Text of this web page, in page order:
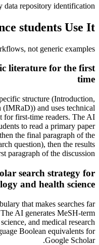
data repository identification
students Use It
not generic examples.
literature for the first
time
structure (Introduction,
and uses technical
for first-time readers. The AI
to read a primary paper
the final paragraph of the
question), then the results
paragraph of the discussion.
search strategy for
and health science
that makes searches far
AI generates MeSH-term
and medical research
Boolean equivalents for
Google Scholar.